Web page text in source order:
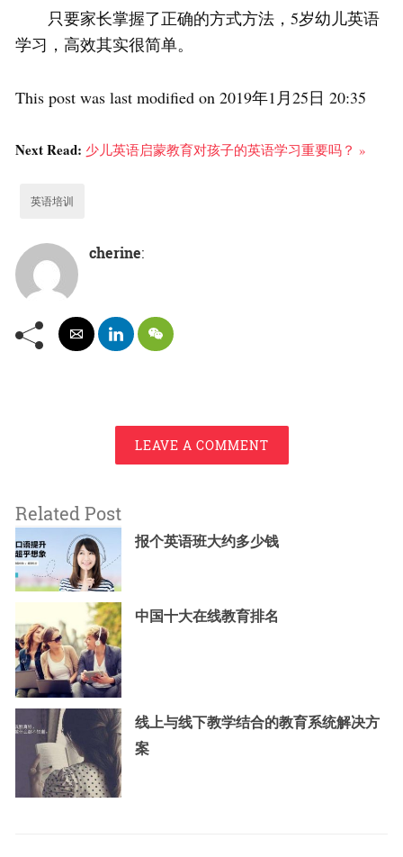
只要家长掌握了正确的方式方法，5岁幼儿英语
学习，高效其实很简单。
This post was last modified on 2019年1月25日 20:35
Next Read: 少儿英语启蒙教育对孩子的英语学习重要吗？ »
英语培训
cherine:
LEAVE A COMMENT
Related Post
报个英语班大约多少钱
中国十大在线教育排名
线上与线下教学结合的教育系统解决方
案